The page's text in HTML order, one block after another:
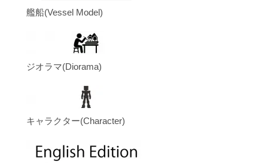
艦船(Vessel Model)
ジオラマ(Diorama)
キャラクター(Character)